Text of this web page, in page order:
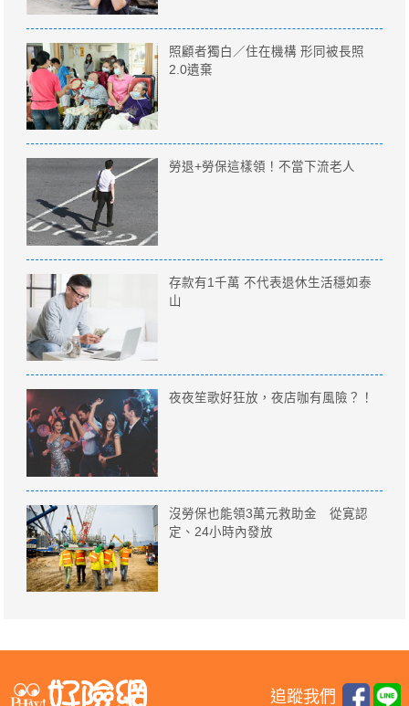
照顧者獨白／住在機構 形同被長照
2.0遺棄
勞退+勞保這樣領！不當下流老人
存款有1千萬 不代表退休生活穩如泰
山
夜夜笙歌好狂放，夜店咖有風險？！
沒勞保也能領3萬元救助金 從寛認
定、24小時內發放
追蹤我們